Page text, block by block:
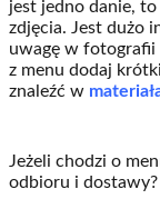
jest jedno danie,
zdjęcia. Jest dużo
uwagę w fotografii
z menu dodaj
znaleźć w
Jeżeli chodzi o
odbioru i dostawy?